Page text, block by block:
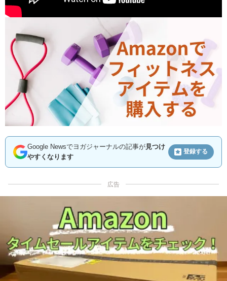
Google Newsでヨガジャーナルの記事が見つけ
やすくなります
登録する
広告